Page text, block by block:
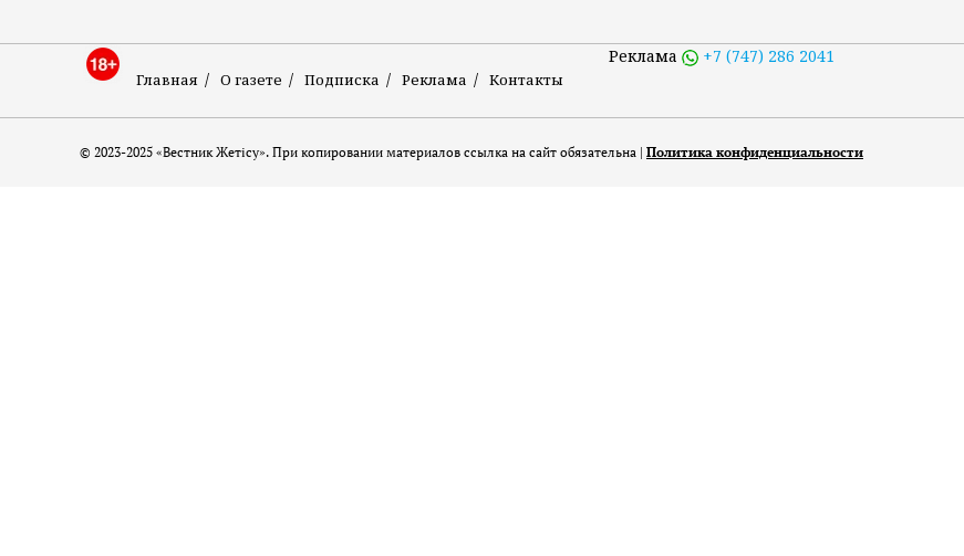
Главная О газете Подписка Реклама Контакты
Реклама +7 (747) 286 2041
© 2023-2025 «Вестник Жетісу». При копировании материалов ссылка на сайт обязательна | Политика конфиденциальности